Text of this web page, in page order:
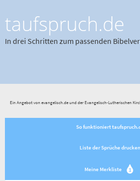
taufspruch.de
In drei Schritten zum passenden
Ein Angebot von evangelisch.de und der Evangelisch-Lutherischen
So funktioniert
Liste der Sprüche drucken
Meine Merkliste 1